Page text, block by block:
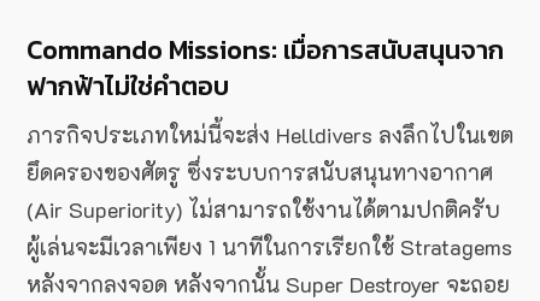
Commando Missions: เมื่อการสนับสนุนจาก
ฟากฟ้าไม่ใช่คำตอบ
ภารกิจประเภทใหม่นี้จะส่ง Helldivers ลงลึกไปในเขต
ยึดครองของศัตรู ซึ่งระบบการสนับสนุนทางอากาศ
(Air Superiority) ไม่สามารถใช้งานได้ตามปกติครับ
ผู้เล่นจะมีเวลาเพียง 1 นาทีในการเรียกใช้ Stratagems
หลังจากลงจอด หลังจากนั้น Super Destroyer จะถอย